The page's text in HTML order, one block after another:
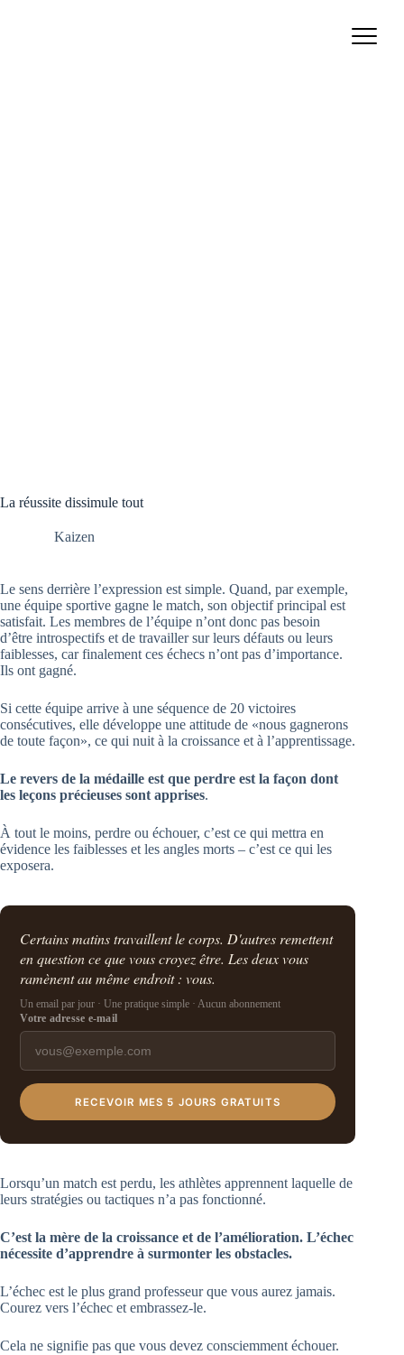
La réussite dissimule tout
Kaizen
Le sens derrière l’expression est simple. Quand, par exemple,
une équipe sportive gagne le match, son objectif principal est
satisfait. Les membres de l’équipe n’ont donc pas besoin
d’être introspectifs et de travailler sur leurs défauts ou leurs
faiblesses, car finalement ces échecs n’ont pas d’importance.
Ils ont gagné.
Si cette équipe arrive à une séquence de 20 victoires
consécutives, elle développe une attitude de «nous gagnerons
de toute façon», ce qui nuit à la croissance et à l’apprentissage.
Le revers de la médaille est que perdre est la façon dont
les leçons précieuses sont apprises.
À tout le moins, perdre ou échouer, c’est ce qui mettra en
évidence les faiblesses et les angles morts – c’est ce qui les
exposera.
Certains matins travaillent le corps. D'autres remettent
en question ce que vous croyez être. Les deux vous
ramènent au même endroit : vous.
Un email par jour · Une pratique simple · Aucun abonnement
Votre adresse e-mail
RECEVOIR MES 5 JOURS GRATUITS
Lorsqu’un match est perdu, les athlètes apprennent laquelle de
leurs stratégies ou tactiques n’a pas fonctionné.
C’est la mère de la croissance et de l’amélioration. L’échec
nécessite d’apprendre à surmonter les obstacles.
L’échec est le plus grand professeur que vous aurez jamais.
Courez vers l’échec et embrassez-le.
Cela ne signifie pas que vous devez consciemment échouer.